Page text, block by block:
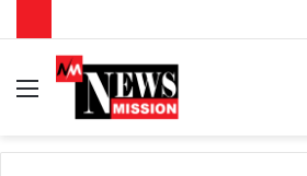
Menu